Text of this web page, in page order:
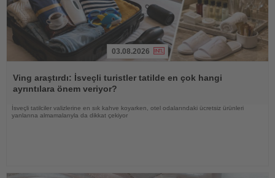
Oku
03.08.2026
Ving araştırdı: İsveçli turistler tatilde en çok hangi
ayrıntılara önem veriyor?
İsveçli tatilciler valizlerine en sık kahve koyarken, otel odalarındaki ücretsiz ürünleri
yanlarına almamalarıyla da dikkat çekiyor